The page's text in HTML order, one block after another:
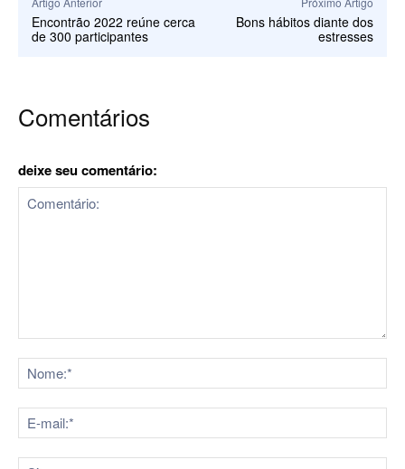
Encontrão 2022 reúne cerca
de 300 participantes
Bons hábitos diante dos
estresses
Comentários
deixe seu comentário: